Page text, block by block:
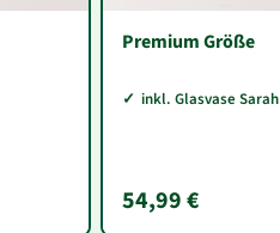
Premium Größe
inkl. Glasvase Sarah
54,99 €